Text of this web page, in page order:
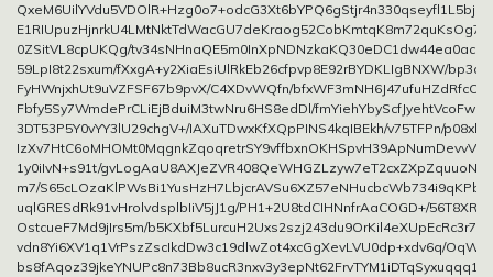
0ZSitVL8cpUKQg/
59LpI8t22sxum/fXxgA+y2XiaEsiUlRkEb26cfpvp8E92rBYDKLIgBNXW/
FyHWnjxhUt9uVZFSF67b9pvX/C4XDvWQfn/
Fbfy5Sy7WmdePrCLiEjBduiM3twNru6HS8edDl/
3DT53P5Y0vYY3lU29chgV+/IAXuTDwxKfXQpPINS4kqIBEkh/v75TFPn/
1y0iIvN+s91t/
m7/S65cLOzaKlPWsBi1YusHzH7LbjcrAVSu6XZ57eNHucbcWb734i9qKPb/
uqlGRESdRk91vHrolvdsplbIiV5jJ1g/PH1+2U8tdCIHNnfrAaCOGD+/56T8XR/
OstcueF7Md9jIrs5m/
vdn8Yi6XV1q1VrPszZscIkdDw3c19dlwZot4xcGgXevLVU0dp+xdv6q/